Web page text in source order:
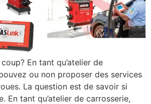
En tant qu’atelier de
ou non proposer des services
La question est de savoir si
En tant qu’atelier de carrosserie,